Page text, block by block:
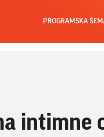
PROGRAMSKA
intimne